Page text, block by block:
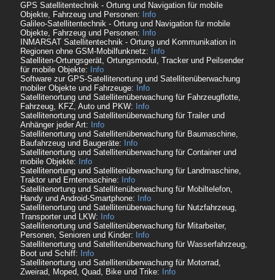
GPS Satellitentechnik - Ortung und Navigation für mobile
Objekte, Fahrzeug und Personen:
Info
Galileo-Satellitentechnik - Ortung und Navigation für mobile
Objekte, Fahrzeug und Personen:
Info
INMARSAT Satellitentechnik - Ortung und Kommunikation in
Regionen ohne GSM-Mobilfunknetz:
Info
Satelliten-Ortungsgerät, Ortungsmodul, Tracker und Peilsender
für mobile Objekte:
Info
Software zur GPS-Satellitenortung und Satellitenüberwachung
mobiler Objekte und Fahrzeuge:
Info
Satellitenortung und Satellitenüberwachung für Fahrzeugflotte,
Fahrzeug, KFZ, Auto und PKW:
Info
Satellitenortung und Satellitenüberwachung für Trailer und
Anhänger jeder Art:
Info
Satellitenortung und Satellitenüberwachung für Baumaschine,
Baufahrzeug und Baugeräte:
Info
Satellitenortung und Satellitenüberwachung für Container und
mobile Objekte:
Info
Satellitenortung und Satellitenüberwachung für Landmaschine,
Traktor und Erntemaschine:
Info
Satellitenortung und Satellitenüberwachung für Mobiltelefon,
Handy und Android-Smartphone:
Info
Satellitenortung und Satellitenüberwachung für Nutzfahrzeug,
Transporter und LKW:
Info
Satellitenortung und Satellitenüberwachung für Mitarbeiter,
Personen, Senioren und Kinder:
Info
Satellitenortung und Satellitenüberwachung für Wasserfahrzeug,
Boot und Schiff:
Info
Satellitenortung und Satellitenüberwachung für Motorrad,
Zweirad, Moped, Quad, Bike und Trike:
Info